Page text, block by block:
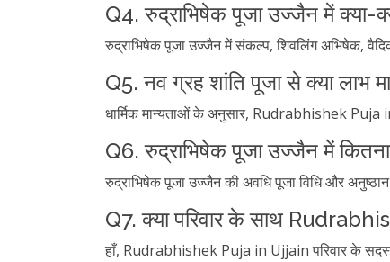
Q4. रुद्राभिषेक पूजा उज्जैन में क्या-
रुद्राभिषेक पूजा उज्जैन में संकल्प, शिवलिंग अभिषेक,
Q5. नव ग्रह शांति पूजा से क्या लाभ
धार्मिक मान्यताओं के अनुसार, Rudrabhishek Puja
Q6. रुद्राभिषेक पूजा उज्जैन में
रुद्राभिषेक पूजा उज्जैन की अवधि पूजा विधि और
Q7. क्या परिवार के साथ
हाँ, Rudrabhishek Puja in Ujjain परिवार के